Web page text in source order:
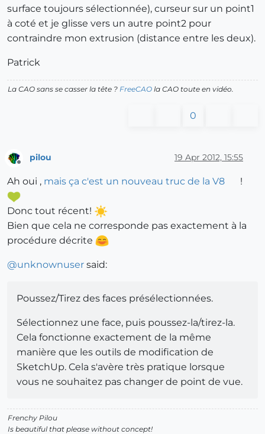
surface toujours sélectionnée), curseur sur un point1
à coté et je glisse vers un autre point2 pour
contraindre mon extrusion (distance entre les deux).
Patrick
La CAO sans se casser la tête ? FreeCAO la CAO toute en vidéo.
0
pilou 19 Apr 2012, 15:55
Ah oui , mais ça c'est un nouveau truc de la V8 !
Donc tout récent!
Bien que cela ne corresponde pas exactement à la
procédure décrite
@unknownuser said:
Poussez/Tirez des faces présélectionnées.
Sélectionnez une face, puis poussez-la/tirez-la.
Cela fonctionne exactement de la même
manière que les outils de modification de
SketchUp. Cela s'avère très pratique lorsque
vous ne souhaitez pas changer de point de vue.
Frenchy Pilou
Is beautiful that please without concept!